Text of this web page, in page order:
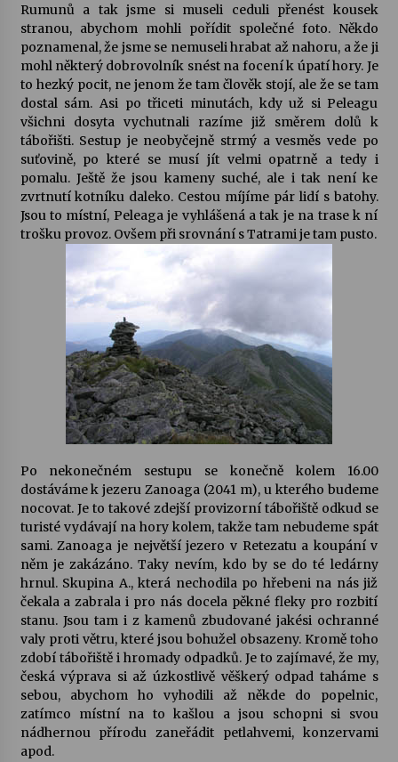
Rumunů a tak jsme si museli ceduli přenést kousek
stranou, abychom mohli pořídit společné foto. Někdo
poznamenal, že jsme se nemuseli hrabat až nahoru, a že ji
mohl některý dobrovolník snést na focení k úpatí hory. Je
to hezký pocit, ne jenom že tam člověk stojí, ale že se tam
dostal sám. Asi po třiceti minutách, kdy už si Peleagu
všichni dosyta vychutnali razíme již směrem dolů k
tábořišti. Sestup je neobyčejně strmý a vesměs vede po
suťovině, po které se musí jít velmi opatrně a tedy i
pomalu. Ještě že jsou kameny suché, ale i tak není ke
zvrtnutí kotníku daleko. Cestou míjíme pár lidí s batohy.
Jsou to místní, Peleaga je vyhlášená a tak je na trase k ní
trošku provoz. Ovšem při srovnání s Tatrami je tam pusto.
Po nekonečném sestupu se konečně kolem 16.00
dostáváme k jezeru Zanoaga (2041 m), u kterého budeme
nocovat. Je to takové zdejší provizorní tábořiště odkud se
turisté vydávají na hory kolem, takže tam nebudeme spát
sami. Zanoaga je největší jezero v Retezatu a koupání v
něm je zakázáno. Taky nevím, kdo by se do té ledárny
hrnul. Skupina A., která nechodila po hřebeni na nás již
čekala a zabrala i pro nás docela pěkné fleky pro rozbití
stanu. Jsou tam i z kamenů zbudované jakési ochranné
valy proti větru, které jsou bohužel obsazeny. Kromě toho
zdobí tábořiště i hromady odpadků. Je to zajímavé, že my,
česká výprava si až úzkostlivě věškerý odpad taháme s
sebou, abychom ho vyhodili až někde do popelnic,
zatímco místní na to kašlou a jsou schopni si svou
nádhernou přírodu zaneřádit petlahvemi, konzervami
apod.